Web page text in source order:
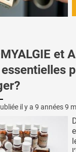
et
il y a 9 années 9